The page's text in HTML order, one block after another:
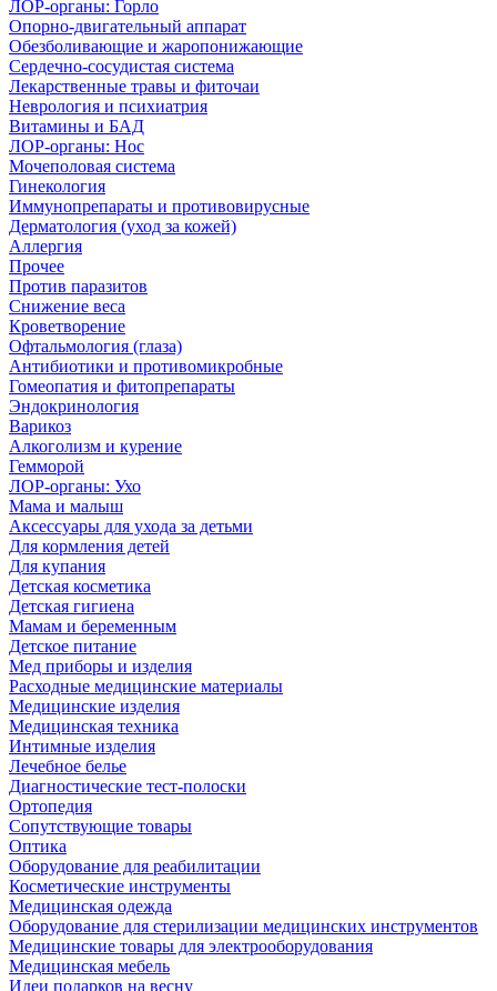
ЛОР-органы: Горло
Опорно-двигательный аппарат
Обезболивающие и жаропонижающие
Сердечно-сосудистая система
Лекарственные травы и фиточаи
Неврология и психиатрия
Витамины и БАД
ЛОР-органы: Нос
Мочеполовая система
Гинекология
Иммунопрепараты и противовирусные
Дерматология (уход за кожей)
Аллергия
Прочее
Против паразитов
Снижение веса
Кроветворение
Офтальмология (глаза)
Антибиотики и противомикробные
Гомеопатия и фитопрепараты
Эндокринология
Варикоз
Алкоголизм и курение
Гемморой
ЛОР-органы: Ухо
Мама и малыш
Аксессуары для ухода за детьми
Для кормления детей
Для купания
Детская косметика
Детская гигиена
Мамам и беременным
Детское питание
Мед приборы и изделия
Расходные медицинские материалы
Медицинские изделия
Медицинская техника
Интимные изделия
Лечебное белье
Диагностические тест-полоски
Ортопедия
Сопутствующие товары
Оптика
Оборудование для реабилитации
Косметические инструменты
Медицинская одежда
Оборудование для стерилизации медицинских инструментов
Медицинские товары для электрооборудования
Медицинская мебель
Идеи подарков на весну